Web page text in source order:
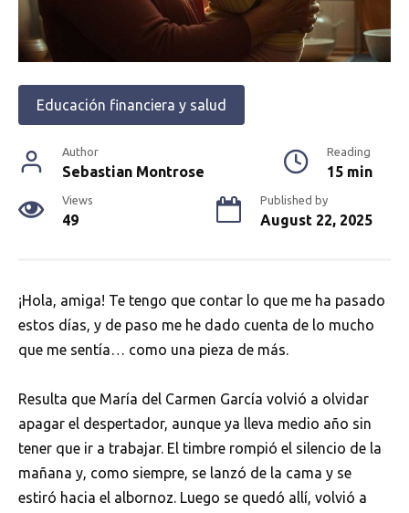
Educación financiera y salud
Author
Sebastian Montrose
Reading
15 min
Views
49
Published by
August 22, 2025
¡Hola, amiga! Te tengo que contar lo que me ha pasado
estos días, y de paso me he dado cuenta de lo mucho
que me sentía… como una pieza de más.
Resulta que María del Carmen García volvió a olvidar
apagar el despertador, aunque ya lleva medio año sin
tener que ir a trabajar. El timbre rompió el silencio de la
mañana y, como siempre, se lanzó de la cama y se
estiró hacia el albornoz. Luego se quedó allí, volvió a